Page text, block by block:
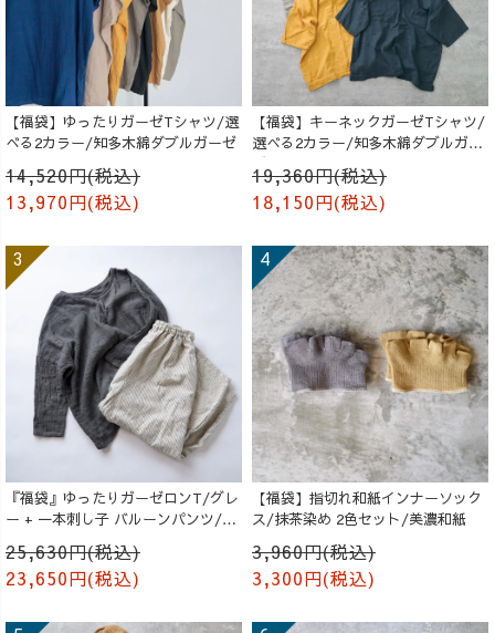
【福袋】ゆったりガーゼTシャツ/選
べる2カラー/知多木綿ダブルガーゼ
14,520円(税込)
13,970円(税込)
【福袋】キーネックガーゼTシャツ/
選べる2カラー/知多木綿ダブルガー
19,360円(税込)
18,150円(税込)
『福袋』ゆったりガーゼロンT/グレ
ー + 一本刺し子 バルーンパンツ/生
25,630円(税込)
23,650円(税込)
【福袋】指切れ和紙インナーソック
ス/抹茶染め 2色セット/美濃和紙
3,960円(税込)
3,300円(税込)